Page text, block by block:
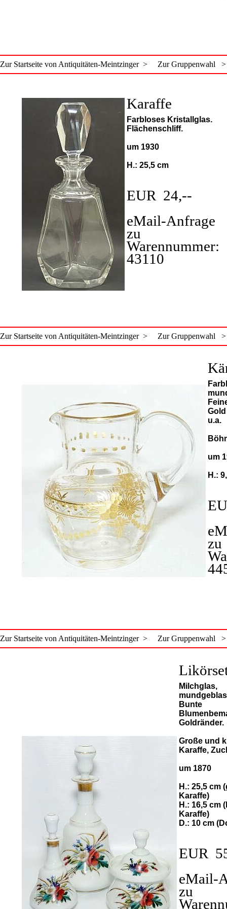
Zur Startseite von Antiquitäten-Meintzinger > Zur Gruppenwahl >
Karaffe
Farbloses Kristallglas.
Flächenschliff.
um 1930
H.: 25,5 cm
EUR 24,--
eMail-Anfrage
zu
Warennummer:
43110
Zur Startseite von Antiquitäten-Meintzinger > Zur Gruppenwahl >
u.a.
um
H.:
zu
Zur Startseite von Antiquitäten-Meintzinger > Zur Gruppenwahl >
Milchglas,
Bunte
Goldränder.
Große und
Karaffe,
um 1870
H.: 25,5 cm
Karaffe)
H.: 16,5 cm
Karaffe)
D.: 10 cm
EUR
eMail-
zu